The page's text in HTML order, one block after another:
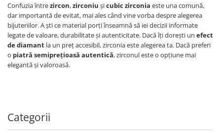
Confuzia întrezircon,zirconiu șicubic zirconia este una comună,
dar importantă de evitat, mai ales când vine vorba despre alegerea
bijuteriilor. A ști ce material porți înseamnă să iei decizii informate
legate de valoare, durabilitate și autenticitate. Dacă îți dorești un efect
de diamant la un preț accesibil, zirconia este alegerea ta. Dacă preferi
o piatră semiprețioasă autentică, zirconul este o opțiune mai
elegantă și valoroasă.
Categorii